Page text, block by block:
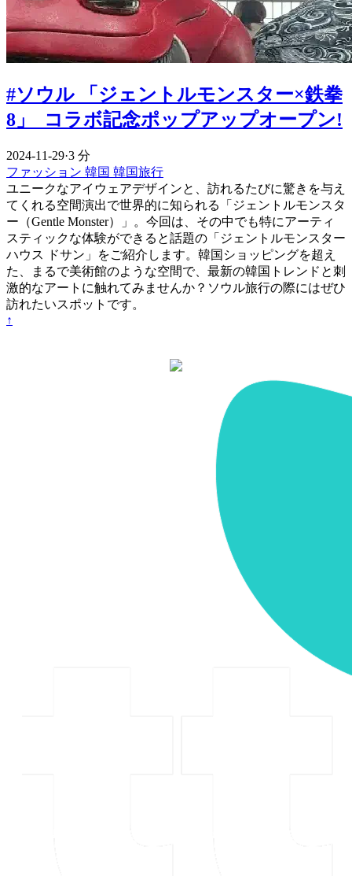
#ソウル 「ジェントルモンスター×鉄拳
8」 コラボ記念ポップアップオープン!
2024-11-29·3 分
ファッション 韓国 韓国旅行
ユニークなアイウェアデザインと、訪れるたびに驚きを与え
てくれる空間演出で世界的に知られる「ジェントルモンスタ
ー（Gentle Monster）」。今回は、その中でも特にアーティ
スティックな体験ができると話題の「ジェントルモンスター
ハウス ドサン」をご紹介します。韓国ショッピングを超え
た、まるで美術館のような空間で、最新の韓国トレンドと刺
激的なアートに触れてみませんか？ソウル旅行の際にはぜひ
訪れたいスポットです。
↑